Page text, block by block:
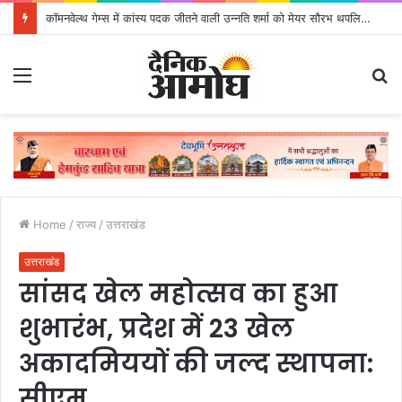
कॉमनवेल्थ गेम्स में कांस्य पदक जीतने वाली उन्नति शर्मा को मेयर सौरभ थपलियाल ने किया सम्मानित
Home / राज्य / उत्तराखंड
उत्तराखंड
सांसद खेल महोत्सव का हुआ
शुभारंभ, प्रदेश में 23 खेल
अकादमिययों की जल्द स्थापना: